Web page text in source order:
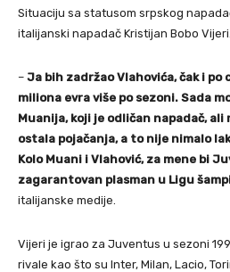
Situaciju sa statusom srpskog
italijanski napadač Kristijan Bobo Vijeri.
– Ja bih zadržao Vlahovića, čak i
miliona evra više po sezoni. Sada
Muanija, koji je odličan napadač, ali
ostala pojačanja, a to nije nimalo
Kolo Muani i Vlahović, za mene bi
zagarantovan plasman u Ligu
italijanske medije.
Vijeri je igrao za Juventus u sezoni
rivale kao što su Inter, Milan, Lacio,